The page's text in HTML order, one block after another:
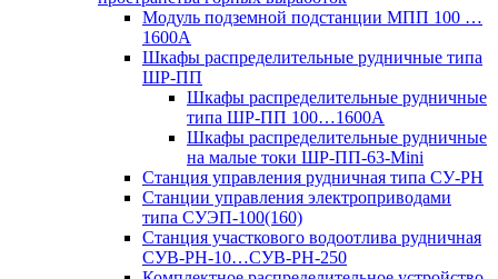
Модуль подземной подстанции МПП 100 …
1600А
Шкафы распределительные рудничные типа
ШР-ПП
Шкафы распределительные рудничные
типа ШР-ПП 100…1600А
Шкафы распределительные рудничные
на малые токи ШР-ПП-63-Mini
Станция управления рудничная типа СУ-РН
Станции управления электроприводами
типа СУЭП-100(160)
Станция участкового водоотлива рудничная
СУВ-РН-10…СУВ-РН-250